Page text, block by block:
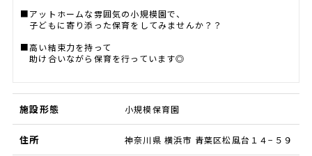
■アットホームな雰囲気の小規模園で、
子どもに寄り添った保育をしてみませんか？？
■高い結束力を持って
助け合いながら保育を行っています◎
施設形態 小規模保育園
住所 神奈川県 横浜市 青葉区松風台１４−５９